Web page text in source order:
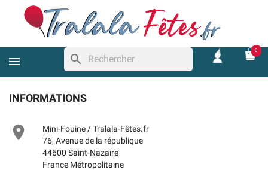
search
0
INFORMATIONS

Mini-Fouine / Tralala-Fêtes.fr
76, Avenue de la république
44600 Saint-Nazaire
France Métropolitaine